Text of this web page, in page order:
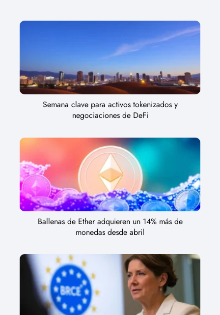
Semana clave para activos tokenizados y
negociaciones de DeFi
Ballenas de Ether adquieren un 14% más de
monedas desde abril